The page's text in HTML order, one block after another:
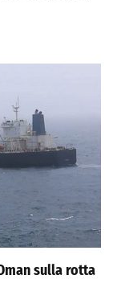
sulla rotta